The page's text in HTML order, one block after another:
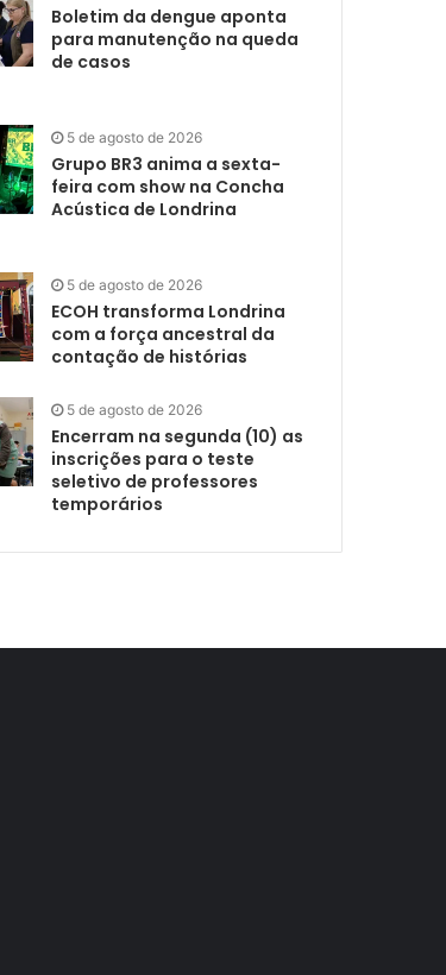
Boletim da dengue aponta
para manutenção na queda
de casos
5 de agosto de 2026
Grupo BR3 anima a sexta-
feira com show na Concha
Acústica de Londrina
5 de agosto de 2026
ECOH transforma Londrina
com a força ancestral da
contação de histórias
5 de agosto de 2026
Encerram na segunda (10) as
inscrições para o teste
seletivo de professores
temporários